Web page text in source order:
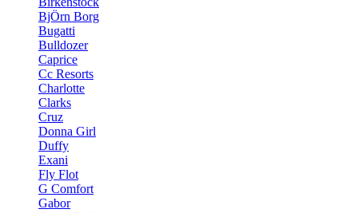
BjÖrn Borg
Bugatti
Bulldozer
Caprice
Cc Resorts
Charlotte
Clarks
Cruz
Donna Girl
Duffy
Exani
Fly Flot
G Comfort
Gabor